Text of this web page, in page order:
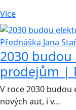
Více
2030
prodejům |
V roce 2030
nových aut, i v…